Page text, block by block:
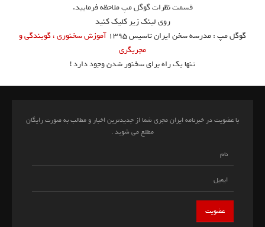
قسمت نظرات گوگل مپ ملاحظه فرمایید.
روی لینک زیر کلیک کنید
گوگل مپ : مدرسه سخن ایران تاسیس ۱۳۹۵
آموزش سخنوری ، گویندگی و
مجریگری
تنها یک راه برای سخنور شدن وجود دارد !
با عضویت در خبرنامه ایران مجری شما از جدیدترین اخبار و مطالب به صورت رایگان
مطلع می شوید .